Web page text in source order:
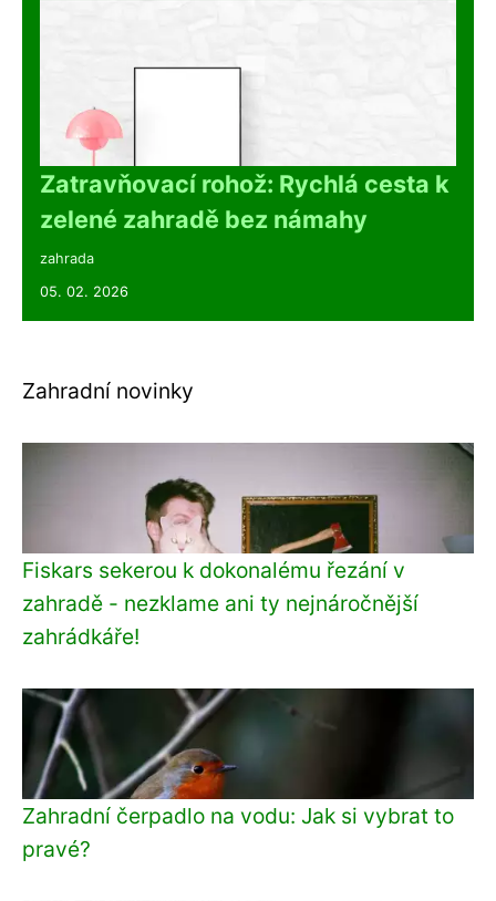
Zatravňovací rohož: Rychlá cesta k
zelené zahradě bez námahy
zahrada
05. 02. 2026
Zahradní novinky
Fiskars sekerou k dokonalému řezání v
zahradě - nezklame ani ty nejnáročnější
zahrádkáře!
Zahradní čerpadlo na vodu: Jak si vybrat to
pravé?